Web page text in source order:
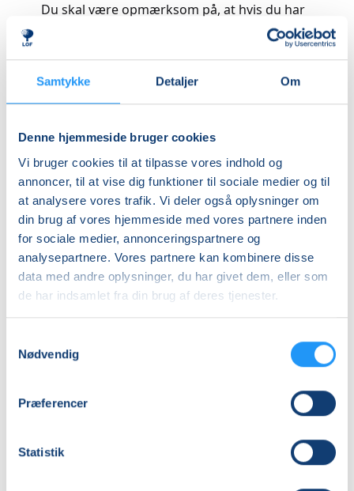
Samtykke Detaljer Om
Denne hjemmeside bruger cookies
Vi bruger cookies til at tilpasse vores indhold og
annoncer, til at vise dig funktioner til sociale medier og til
at analysere vores trafik. Vi deler også oplysninger om
din brug af vores hjemmeside med vores partnere inden
for sociale medier, annonceringspartnere og
analysepartnere. Vores partnere kan kombinere disse
data med andre oplysninger, du har givet dem, eller som
de har indsamlet fra din brug af deres tjenester.
Nødvendig
Præferencer
Statistik
Du skal være opmærksom på, at hvis du har
betalt med Dankort eller MobilePay, så vil
derimod har betalt via netbank, tilbageføres
pengene ikke automatisk, da vi ikke har
Hvis du gerne vil have pengene udbetalt,
bedes du sende en mail tilFamilieskolenmed
dit navn, eventuelt holdnummer, samt dine
bankoplysninger (registrerings- og
kontonummer). Så vil vores bogholder
oprette en overførelse af pengene til dig.
Tilgodehavender under 100 kr. udbetales
ikke, men de kan selvfølgelig bruges til at
betale for et andet hold.
Du skal være opmærksom på at
Bekendtgørelse af lov om forældelse af
har brugt et tilgodehavende indenfor 3 år, vil